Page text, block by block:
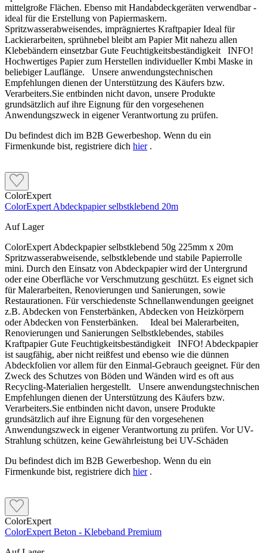
mittelgroße Flächen. Ebenso mit Handabdeckgeräten verwendbar -
ideal für die Erstellung von Papiermaskern.
Spritzwasserabweisendes, imprägniertes Kraftpapier Ideal für
Lackierarbeiten, sprühnebel bleibt am Papier Mit nahezu allen
Klebebändern einsetzbar Gute Feuchtigkeitsbeständigkeit INFO!
Hochwertiges Papier zum Herstellen individueller Kmbi Maske in
beliebiger Lauflänge. Unsere anwendungstechnischen
Empfehlungen dienen der Unterstützung des Käufers bzw.
Verarbeiters.Sie entbinden nicht davon, unsere Produkte
grundsätzlich auf ihre Eignung für den vorgesehenen
Anwendungszweck in eigener Verantwortung zu prüfen.
Du befindest dich im B2B Gewerbeshop. Wenn du ein
Firmenkunde bist, registriere dich hier.
ColorExpert
ColorExpert Abdeckpapier selbstklebend 20m
Auf Lager
ColorExpert Abdeckpapier selbstklebend 50g 225mm x 20m
Spritzwasserabweisende, selbstklebende und stabile Papierrolle
mini. Durch den Einsatz von Abdeckpapier wird der Untergrund
oder eine Oberfläche vor Verschmutzung geschützt. Es eignet sich
für Malerarbeiten, Renovierungen und Sanierungen, sowie
Restaurationen. Für verschiedenste Schnellanwendungen geeignet
z.B. Abdecken von Fensterbänken, Abdecken von Heizkörpern
oder Abdecken von Fensterbänken. Ideal bei Malerarbeiten,
Renovierungen und Sanierungen Selbstklebendes, stabiles
Kraftpapier Gute Feuchtigkeitsbeständigkeit INFO! Abdeckpapier
ist saugfähig, aber nicht reißfest und ebenso wie die dünnen
Abdeckfolien vor allem für den Einmal-Gebrauch geeignet. Für den
Zweck des Schutzes von Böden und Wänden wird es oft aus
Recycling-Materialien hergestellt. Unsere anwendungstechnischen
Empfehlungen dienen der Unterstützung des Käufers bzw.
Verarbeiters.Sie entbinden nicht davon, unsere Produkte
grundsätzlich auf ihre Eignung für den vorgesehenen
Anwendungszweck in eigener Verantwortung zu prüfen. Vor UV-
Strahlung schützen, keine Gewährleistung bei UV-Schäden
Du befindest dich im B2B Gewerbeshop. Wenn du ein
Firmenkunde bist, registriere dich hier.
ColorExpert
ColorExpert Beton - Klebeband Premium